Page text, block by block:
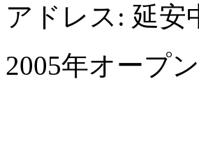
アドレス: 延安
2005年オープ